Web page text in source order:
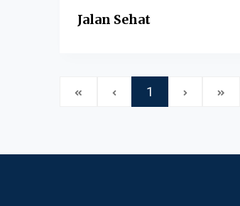
Jalan Sehat
1